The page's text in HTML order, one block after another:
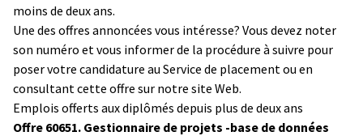
moins de deux ans.
Une des offres annoncées vous intéresse? Vous devez noter
son numéro et vous informer de la procédure à suivre pour
poser votre candidature au Service de placement ou en
consultant cette offre sur notre site Web.
Emplois offerts aux diplômés depuis plus de deux ans
Offre 60651. Gestionnaire de projets -base de données